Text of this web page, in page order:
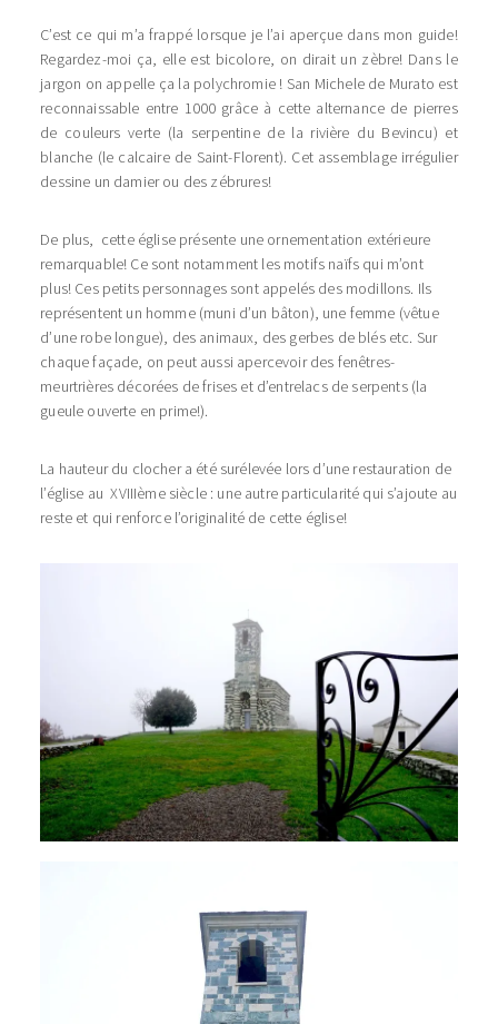
C’est ce qui m’a frappé lorsque je l’ai aperçue dans mon guide!
Regardez-moi ça, elle est bicolore, on dirait un zèbre! Dans le
jargon on appelle ça la polychromie ! San Michele de Murato est
reconnaissable entre 1000 grâce à cette alternance de pierres
de couleurs verte (la serpentine de la rivière du Bevincu) et
blanche (le calcaire de Saint-Florent). Cet assemblage irrégulier
dessine un damier ou des zébrures!
De plus, cette église présente une ornementation extérieure
remarquable! Ce sont notamment les motifs naïfs qui m’ont
plus! Ces petits personnages sont appelés des modillons. Ils
représentent un homme (muni d’un bâton), une femme (vêtue
d’une robe longue), des animaux, des gerbes de blés etc. Sur
chaque façade, on peut aussi apercevoir des fenêtres-
meurtrières décorées de frises et d’entrelacs de serpents (la
gueule ouverte en prime!).
La hauteur du clocher a été surélevée lors d’une restauration de
l’église au XVIIIème siècle : une autre particularité qui s’ajoute au
reste et qui renforce l’originalité de cette église!